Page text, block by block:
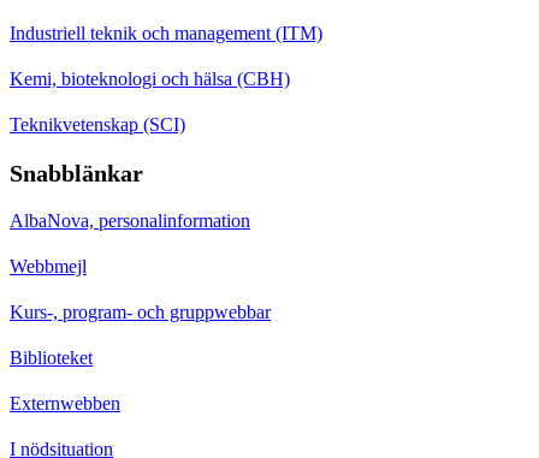
Industriell teknik och management (ITM)
Kemi, bioteknologi och hälsa (CBH)
Teknikvetenskap (SCI)
Snabblänkar
AlbaNova, personalinformation
Webbmejl
Kurs-, program- och gruppwebbar
Biblioteket
Externwebben
I nödsituation